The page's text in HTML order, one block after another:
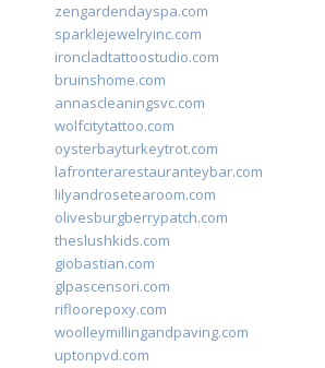
zengardendayspa.com
sparklejewelryinc.com
ironcladtattoostudio.com
bruinshome.com
annascleaningsvc.com
wolfcitytattoo.com
oysterbayturkeytrot.com
lafronterarestauranteybar.com
lilyandrosetearoom.com
olivesburgberrypatch.com
theslushkids.com
giobastian.com
glpascensori.com
rifloorepoxy.com
woolleymillingandpaving.com
uptonpvd.com